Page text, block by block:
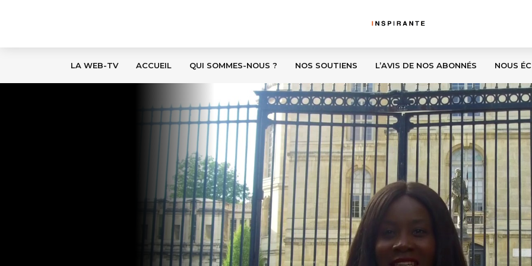
LA WEB-TV ACCUEIL QUI SOMMES-NOUS ? NOS SOUTIENS L’AVIS DE NOS ABONNÉS NOUS